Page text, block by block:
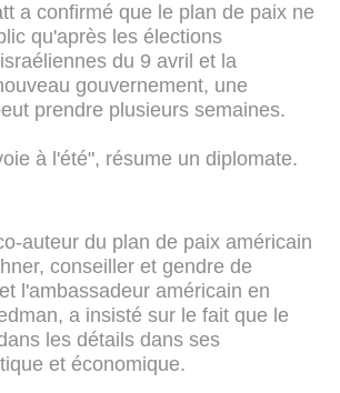
a confirmé que le plan de paix ne
qu'après les élections
du 9 avril et la
gouvernement, une
prendre plusieurs semaines.
à l'été", résume un diplomate.
auteur du plan de paix américain
conseiller et gendre de
l'ambassadeur américain en
a insisté sur le fait que le
les détails dans ses
et économique.